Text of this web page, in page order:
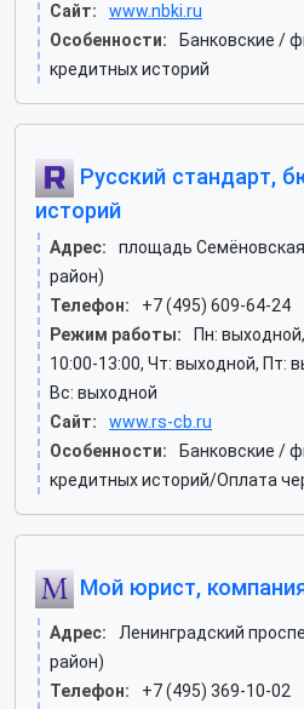
Сайт:
www.nbki.ru
Особенности:
Банковские /
кредитных историй
Русский стандарт,
историй
Адрес:
площадь
район)
Телефон:
+7 (495) 609-64-24
Режим работы:
Пн:
10:00-13:00, Чт: выходной, Пт:
Вс: выходной
Сайт:
www.rs-cb.ru
Особенности:
Банковские /
кредитных историй/Оплата
Мой юрист,
Адрес:
Ленинградский
район)
Телефон:
+7 (495) 369-10-02